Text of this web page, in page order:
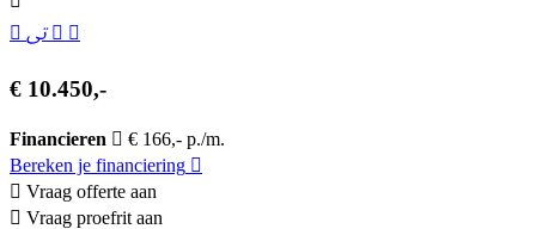
€ 10.450,-
Financieren
€ 166,- p./m.
Bereken je financiering
Vraag offerte aan
Vraag proefrit aan